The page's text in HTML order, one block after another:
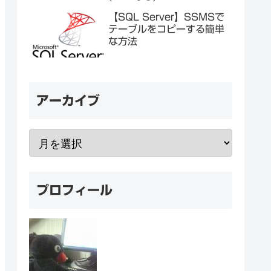
【SQL Server】SSMSで
テーブルをコピーする簡単
な方法
アーカイブ
プロフィール